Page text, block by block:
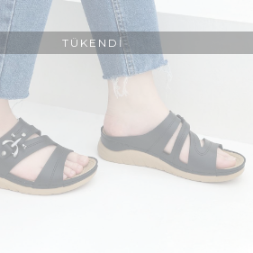
ayakkabılar her zaman daha şık bir
için bu alanda kategori içinde onlarca
kadın ev ayakkabısı modelleride bu
kadın ev içinde bile yüksek topuklu olan
topuk boyutu tercihe göre değişkenlik
için herkes bu ayakkabıyı çok rahat bir
TÜKENDI